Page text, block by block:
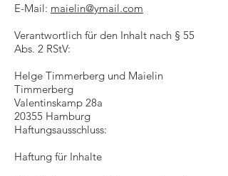
E-Mail: maielin@ymail.com
Verantwortlich für den Inhalt nach § 55
Abs. 2 RStV:
Helge Timmerberg und Maielin
Timmerberg
Valentinskamp 28a
20355 Hamburg
Haftungsausschluss:
Haftung für Inhalte